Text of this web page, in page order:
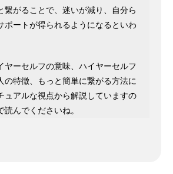
繋がることで、迷いが減り、自分ら
ポートが得られるようになるといわ
ヤーセルフの意味、ハイヤーセルフ
の特徴、もっと簡単に繋がる方法に
ュアルな視点から解説していますの
んでくださいね。